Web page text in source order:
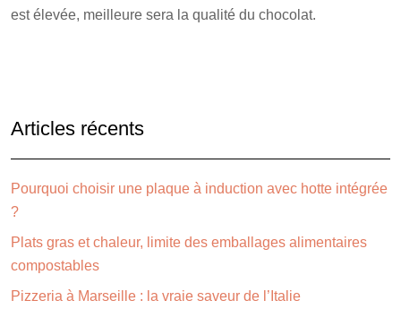
est élevée, meilleure sera la qualité du chocolat.
Articles récents
Pourquoi choisir une plaque à induction avec hotte intégrée
?
Plats gras et chaleur, limite des emballages alimentaires
compostables
Pizzeria à Marseille : la vraie saveur de l’Italie